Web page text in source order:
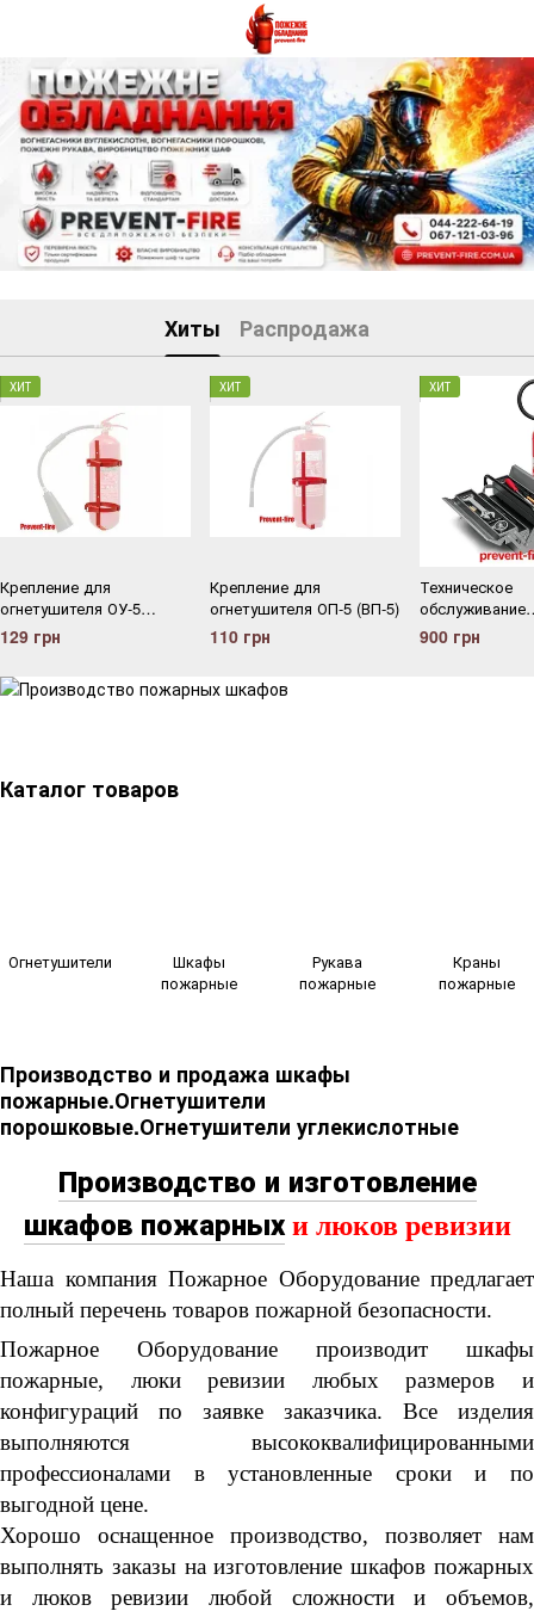
Хиты Распродажа
ХИТ
Крепление для
огнетушителя ОУ-5
(ВВК-3,5)
129 грн
ХИТ
Крепление для
огнетушителя ОП-5 (ВП-5)
110 грн
ХИТ
Техническое
обслуживание
огнетушителя
порошкового
900 грн
Каталог товаров
Огнетушители
Шкафы
пожарные
Рукава
пожарные
Краны
пожарные
Производство и продажа шкафы
пожарные.Огнетушители
порошковые.Огнетушители углекислотные
Производство и изготовление
шкафов пожарныхи люков ревизии
Наша компания Пожарное Оборудование предлагает
полный перечень товаров пожарной безопасности.
Пожарное Оборудование производит шкафы
пожарные, люки ревизии любых размеров и
конфигураций по заявке заказчика. Все изделия
выполняются высококвалифицированными
профессионалами в установленные сроки и по
выгодной цене.
Хорошо оснащенное производство, позволяет нам
выполнять заказы на изготовление шкафов пожарных
и люков ревизии любой сложности и объемов,